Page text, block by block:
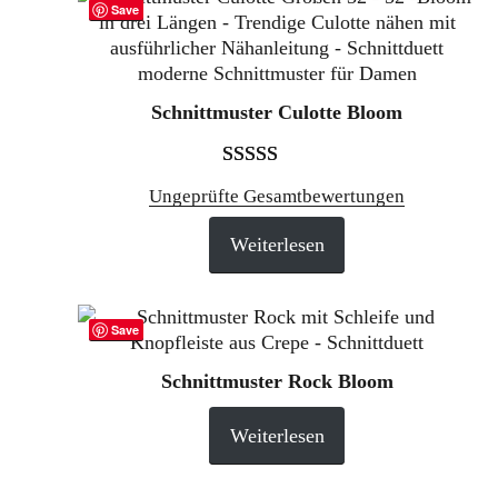
Schnittmuster Culotte Bloom
Bewertet mit
5.00von 5,
basierend auf
2
Kundenbewertungen
Ungeprüfte Gesamtbewertungen
Weiterlesen
Save
Schnittmuster Rock Bloom
Weiterlesen
Save